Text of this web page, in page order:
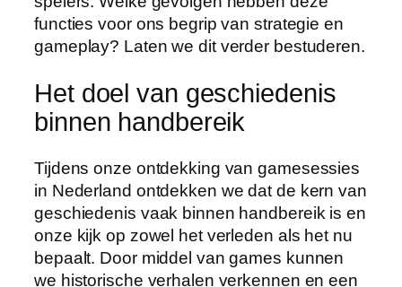
functies voor ons begrip van strategie en
gameplay? Laten we dit verder bestuderen.
Het doel van geschiedenis
binnen handbereik
Tijdens onze ontdekking van gamesessies
in Nederland ontdekken we dat de kern van
geschiedenis vaak binnen handbereik is en
onze kijk op zowel het verleden als het nu
bepaalt. Door middel van games kunnen
we historische verhalen verkennen en een